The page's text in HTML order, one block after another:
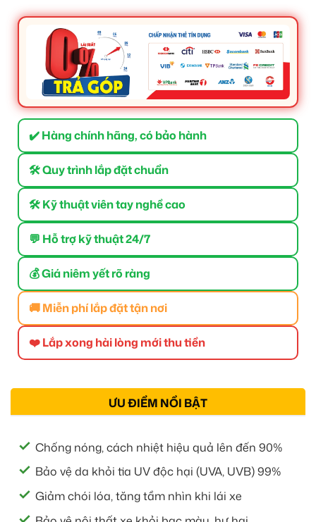
✔️ Hàng chính hãng, có bảo hành
🛠 Quy trình lắp đặt chuẩn
🛠 Kỹ thuật viên tay nghề cao
💬 Hỗ trợ kỹ thuật 24/7
💰 Giá niêm yết rõ ràng
🚚 Miễn phí lắp đặt tận nơi
❤️ Lắp xong hài lòng mới thu tiền
ƯU ĐIỂM NỔI BẬT
Chống nóng, cách nhiệt hiệu quả lên đến 90%
Bảo vệ da khỏi tia UV độc hại (UVA, UVB) 99%
Giảm chói lóa, tăng tầm nhìn khi lái xe